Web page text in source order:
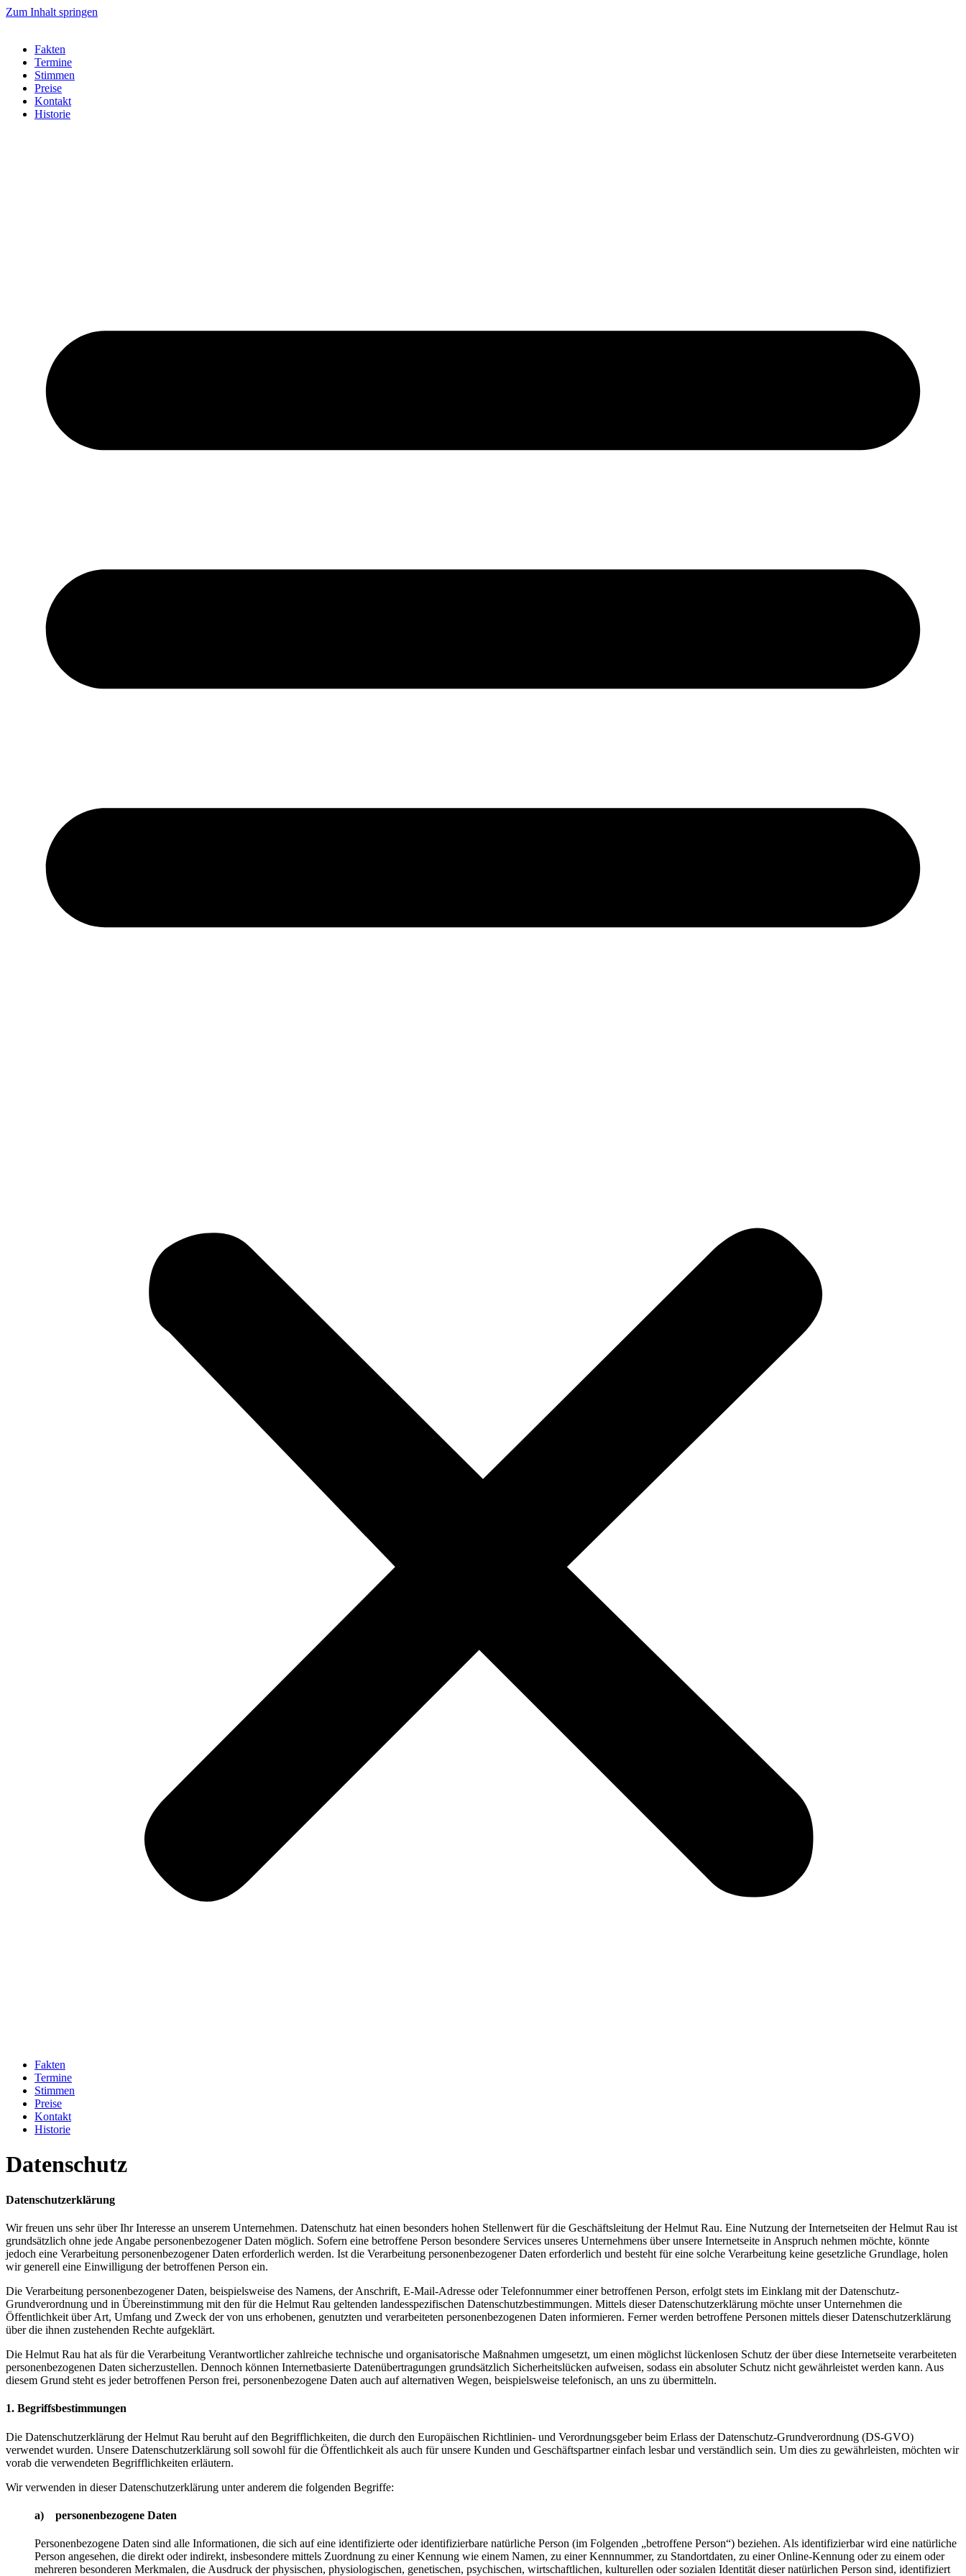
Zum Inhalt springen
Fakten
Termine
Stimmen
Preise
Kontakt
Historie
Fakten
Termine
Stimmen
Preise
Kontakt
Historie
Datenschutz
Datenschutzerklärung
Wir freuen uns sehr über Ihr Interesse an unserem Unternehmen. Datenschutz hat einen besonders hohen Stellenwert für die Geschäftsleitung der Helmut Rau. Eine Nutzung der Internetseiten der Helmut Rau ist
grundsätzlich ohne jede Angabe personenbezogener Daten möglich. Sofern eine betroffene Person besondere Services unseres Unternehmens über unsere Internetseite in Anspruch nehmen möchte, könnte
jedoch eine Verarbeitung personenbezogener Daten erforderlich werden. Ist die Verarbeitung personenbezogener Daten erforderlich und besteht für eine solche Verarbeitung keine gesetzliche Grundlage, holen
wir generell eine Einwilligung der betroffenen Person ein.
Die Verarbeitung personenbezogener Daten, beispielsweise des Namens, der Anschrift, E-Mail-Adresse oder Telefonnummer einer betroffenen Person, erfolgt stets im Einklang mit der Datenschutz-
Grundverordnung und in Übereinstimmung mit den für die Helmut Rau geltenden landesspezifischen Datenschutzbestimmungen. Mittels dieser Datenschutzerklärung möchte unser Unternehmen die
Öffentlichkeit über Art, Umfang und Zweck der von uns erhobenen, genutzten und verarbeiteten personenbezogenen Daten informieren. Ferner werden betroffene Personen mittels dieser Datenschutzerklärung
über die ihnen zustehenden Rechte aufgeklärt.
Die Helmut Rau hat als für die Verarbeitung Verantwortlicher zahlreiche technische und organisatorische Maßnahmen umgesetzt, um einen möglichst lückenlosen Schutz der über diese Internetseite verarbeiteten
personenbezogenen Daten sicherzustellen. Dennoch können Internetbasierte Datenübertragungen grundsätzlich Sicherheitslücken aufweisen, sodass ein absoluter Schutz nicht gewährleistet werden kann. Aus
diesem Grund steht es jeder betroffenen Person frei, personenbezogene Daten auch auf alternativen Wegen, beispielsweise telefonisch, an uns zu übermitteln.
1. Begriffsbestimmungen
Die Datenschutzerklärung der Helmut Rau beruht auf den Begrifflichkeiten, die durch den Europäischen Richtlinien- und Verordnungsgeber beim Erlass der Datenschutz-Grundverordnung (DS-GVO)
verwendet wurden. Unsere Datenschutzerklärung soll sowohl für die Öffentlichkeit als auch für unsere Kunden und Geschäftspartner einfach lesbar und verständlich sein. Um dies zu gewährleisten, möchten wir
vorab die verwendeten Begrifflichkeiten erläutern.
Wir verwenden in dieser Datenschutzerklärung unter anderem die folgenden Begriffe:
a) personenbezogene Daten
Personenbezogene Daten sind alle Informationen, die sich auf eine identifizierte oder identifizierbare natürliche Person (im Folgenden „betroffene Person“) beziehen. Als identifizierbar wird eine natürliche
Person angesehen, die direkt oder indirekt, insbesondere mittels Zuordnung zu einer Kennung wie einem Namen, zu einer Kennnummer, zu Standortdaten, zu einer Online-Kennung oder zu einem oder
mehreren besonderen Merkmalen, die Ausdruck der physischen, physiologischen, genetischen, psychischen, wirtschaftlichen, kulturellen oder sozialen Identität dieser natürlichen Person sind, identifiziert